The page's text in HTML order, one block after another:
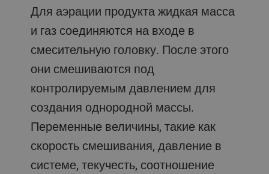
Для аэрации продукта жидкая масса
и газ соединяются на входе в
смесительную головку. После этого
они смешиваются под
контролируемым давлением для
создания однородной массы.
Переменные величины, такие как
скорость смешивания, давление в
системе, текучесть, соотношение